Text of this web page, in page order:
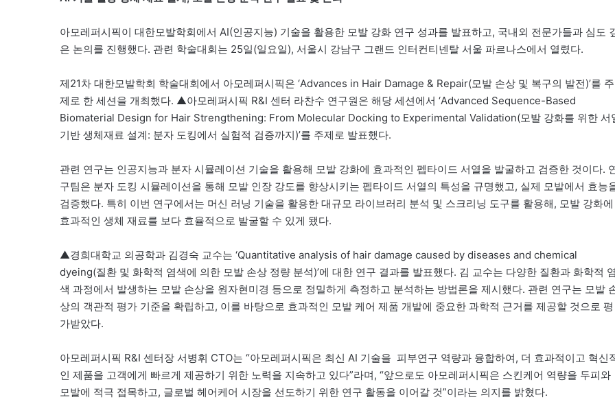
아모레퍼시픽이 대한모발학회에서 AI(인공지능) 기술을 활용한 모발 강화 연구 성과를 발표하고, 국내외 전문가들과 심도
은 논의를 진행했다. 관련 학술대회는 25일(일요일), 서울시 강남구 그랜드 인터컨티넨탈 서울 파르나스에서 열렸다.
제21차 대한모발학회 학술대회에서 아모레퍼시픽은 ‘Advances in Hair Damage & Repair(모발 손상 및 복구의 발전)’를 주
제로 한 세션을 개최했다. ▲아모레퍼시픽 R&I 센터 라찬수 연구원은 해당 세션에서 ‘Advanced Sequence-Based
Biomaterial Design for Hair Strengthening: From Molecular Docking to Experimental Validation(모발 강화를 위한 서
기반 생체재료 설계: 분자 도킹에서 실험적 검증까지)’를 주제로 발표했다.
관련 연구는 인공지능과 분자 시뮬레이션 기술을 활용해 모발 강화에 효과적인 펩타이드 서열을 발굴하고 검증한 것이다.
구팀은 분자 도킹 시뮬레이션을 통해 모발 인장 강도를 향상시키는 펩타이드 서열의 특성을 규명했고, 실제 모발에서 효능
검증했다. 특히 이번 연구에서는 머신 러닝 기술을 활용한 대규모 라이브러리 분석 및 스크리닝 도구를 활용해, 모발 강화에
효과적인 생체 재료를 보다 효율적으로 발굴할 수 있게 됐다.
▲경희대학교 의공학과 김경숙 교수는 ‘Quantitative analysis of hair damage caused by diseases and chemical
dyeing(질환 및 화학적 염색에 의한 모발 손상 정량 분석)’에 대한 연구 결과를 발표했다. 김 교수는 다양한 질환과 화학적 염
색 과정에서 발생하는 모발 손상을 원자현미경 등으로 정밀하게 측정하고 분석하는 방법론을 제시했다. 관련 연구는 모발
상의 객관적 평가 기준을 확립하고, 이를 바탕으로 효과적인 모발 케어 제품 개발에 중요한 과학적 근거를 제공할 것으로 평
가받았다.
아모레퍼시픽 R&I 센터장 서병휘 CTO는 “아모레퍼시픽은 최신 AI 기술을 피부연구 역량과 융합하여, 더 효과적이고 혁신
인 제품을 고객에게 빠르게 제공하기 위한 노력을 지속하고 있다”라며, “앞으로도 아모레퍼시픽은 스킨케어 역량을 두피와
모발에 적극 접목하고, 글로벌 헤어케어 시장을 선도하기 위한 연구 활동을 이어갈 것”이라는 의지를 밝혔다.